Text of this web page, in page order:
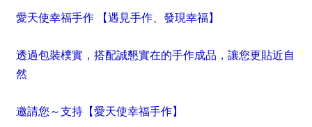
愛天使幸福手作 【遇見手作、發現幸福】
透過包裝樸實，搭配誠懇實在的手作成品，讓您更貼近自
然
邀請您～支持【愛天使幸福手作】